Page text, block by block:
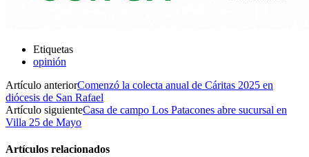
Etiquetas
opinión
Artículo anteriorComenzó la colecta anual de Cáritas 2025 en
diócesis de San Rafael
Artículo siguienteCasa de campo Los Patacones abre sucursal en
Villa 25 de Mayo
Artículos relacionados